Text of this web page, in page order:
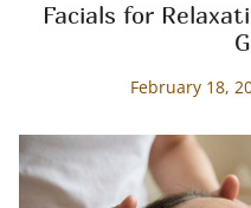
Facials for
February 18,